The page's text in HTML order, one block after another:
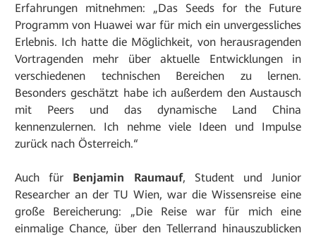
Erfahrungen mitnehmen: „Das Seeds for the Future
Programm von Huawei war für mich ein unvergessliches
Erlebnis. Ich hatte die Möglichkeit, von herausragenden
Vortragenden mehr über aktuelle Entwicklungen in
verschiedenen technischen Bereichen zu lernen.
Besonders geschätzt habe ich außerdem den Austausch
mit Peers und das dynamische Land China
kennenzulernen. Ich nehme viele Ideen und Impulse
zurück nach Österreich.“
Auch für Benjamin Raumauf, Student und Junior
Researcher an der TU Wien, war die Wissensreise eine
große Bereicherung: „Die Reise war für mich eine
einmalige Chance, über den Tellerrand hinauszublicken